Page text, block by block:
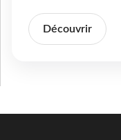
Découvrir